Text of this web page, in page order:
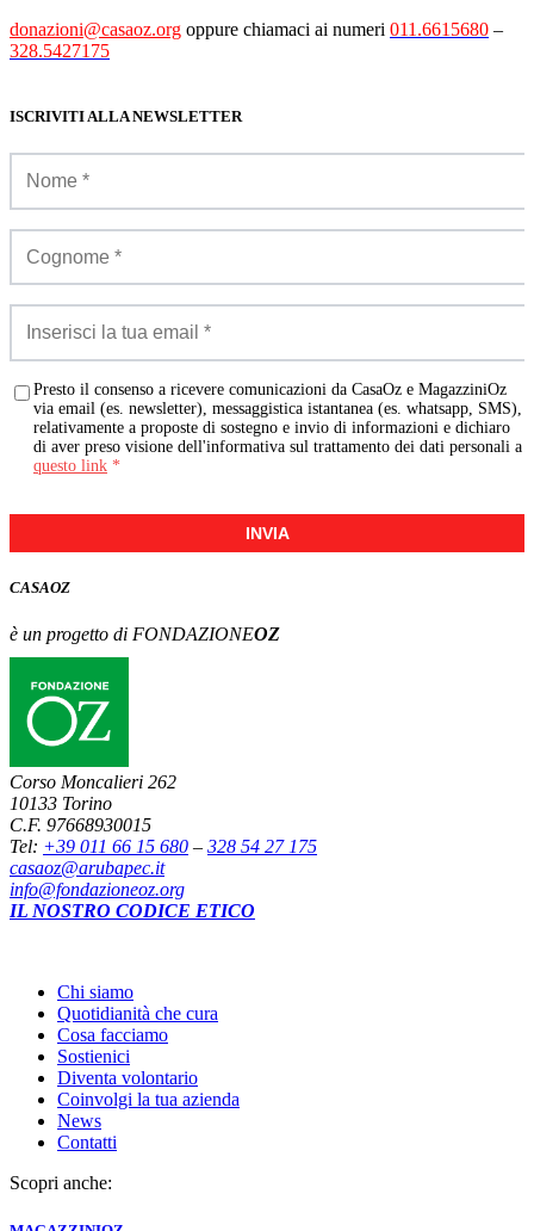
donazioni@casaoz.org oppure chiamaci ai numeri 011.6615680 –
328.5427175
ISCRIVITI ALLA NEWSLETTER
Presto il consenso a ricevere comunicazioni da CasaOz e MagazziniOz
via email (es. newsletter), messaggistica istantanea (es. whatsapp, SMS),
relativamente a proposte di sostegno e invio di informazioni e dichiaro
di aver preso visione dell'informativa sul trattamento dei dati personali a
questo link *
INVIA
CASAOZ
è un progetto di FONDAZIONEOZ
Corso Moncalieri 262
10133 Torino
C.F. 97668930015
Tel: +39 011 66 15 680 – 328 54 27 175
casaoz@arubapec.it
info@fondazioneoz.org
IL NOSTRO CODICE ETICO
Chi siamo
Quotidianità che cura
Cosa facciamo
Sostienici
Diventa volontario
Coinvolgi la tua azienda
News
Contatti
Scopri anche: